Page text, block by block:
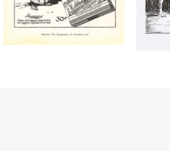
Bild-ID: 4476